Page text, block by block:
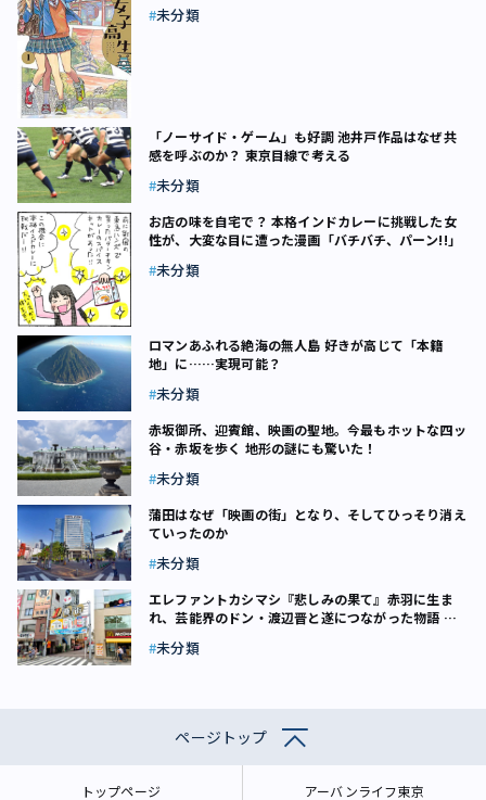
未分類
「ノーサイド・ゲーム」も好調 池井戸作品はなぜ共
感を呼ぶのか？ 東京目線で考える
未分類
お店の味を自宅で？ 本格インドカレーに挑戦した女
性が、大変な目に遭った漫画「バチバチ、パーン!!」
未分類
ロマンあふれる絶海の無人島 好きが高じて「本籍
地」に……実現可能？
未分類
赤坂御所、迎賓館、映画の聖地。今最もホットな四ッ
谷・赤坂を歩く 地形の謎にも驚いた！
未分類
蒲田はなぜ「映画の街」となり、そしてひっそり消え
ていったのか
未分類
エレファントカシマシ『悲しみの果て』――赤羽に生ま
れ、芸能界のドン・渡辺晋と遂につながった物語 北
未分類
ページトップ
トップページ アーバンライフ東京